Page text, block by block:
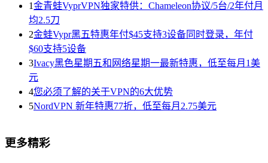
1金青蛙VyprVPN独家特供：Chameleon协议/5台/2年付月
均2.5刀
2金蛙Vypr黑五特惠年付$45支持3设备同时登录，年付
$60支持5设备
3Ivacy黑色星期五和网络星期一最新特惠，低至每月1美
元
4您必须了解的关于VPN的6大优势
5NordVPN 新年特惠77折，低至每月2.75美元
更多精彩